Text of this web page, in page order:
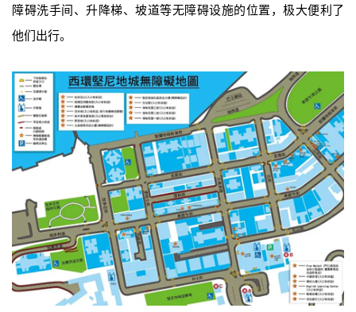
障碍洗手间、升降梯、坡道等无障碍设施的位置，极大便利了
他们出行。